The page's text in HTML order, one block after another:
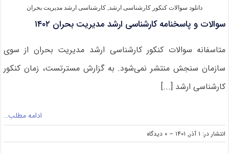
دانلود سوالات کنکور کارشناسی ارشد, کارشناسی ارشد مدیریت بحران
سوالات و پاسخنامه کارشناسی ارشد مدیریت بحران ۱۴۰۲
متاسفانه سوالات کنکور کارشناسی ارشد مدیریت بحران از سوی
سازمان سنجش منتشر نمی‌شود. به گزارش مسترتست، زمان کنکور
کارشناسی ارشد [...]
ادامه مطلب…
انتشار در: ۱ آذر, ۱۴۰۱ -- ۰ دیدگاه
on
سوالات